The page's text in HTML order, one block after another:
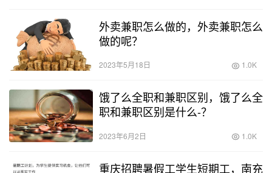
外卖兼职怎么做的，外卖兼职怎么
做的呢？
2023年5月18日 1.0K
饿了么全职和兼职区别，饿了么全
职和兼职区别是什么-？
2023年6月2日 1.0K
重庆招聘暑假工学生短期工，南充